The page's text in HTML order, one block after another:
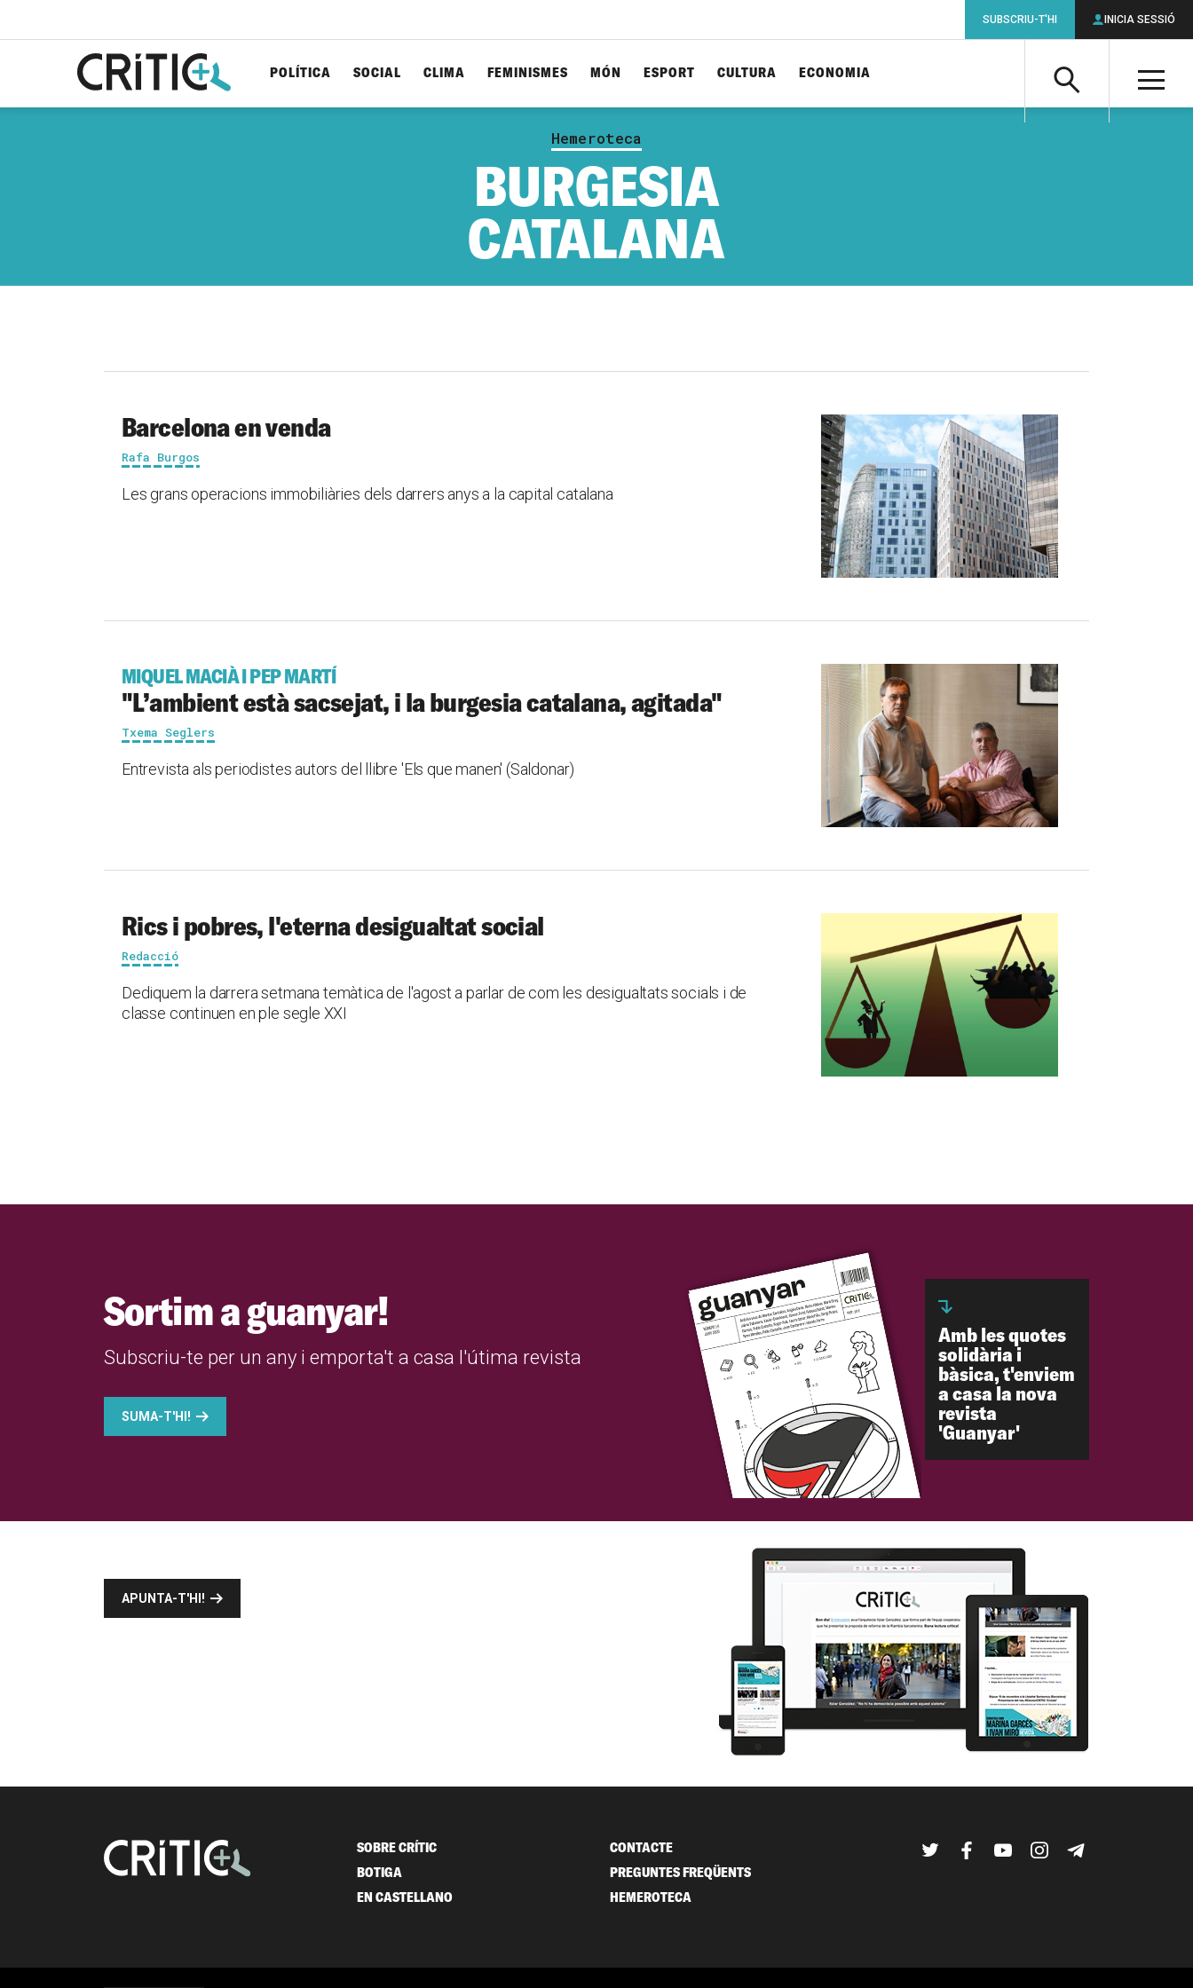
Cerca
POLÍTICA SOCIAL CLIMA FEMINISMES MÓN ESPORT CULTURA ECONOMIA
SUBSCRIU-T'HI INICIA SESSIÓ
Hemeroteca
BURGESIA
CATALANA
Barcelona en venda
Rafa Burgos
Les grans operacions immobiliàries dels darrers anys a la capital catalana
MIQUEL MACIÀ I PEP MARTÍ
"L’ambient està sacsejat, i la burgesia catalana, agitada"
Txema Seglers
Entrevista als periodistes autors del llibre 'Els que manen' (Saldonar)
Rics i pobres, l'eterna desigualtat social
Redacció
Dediquem la darrera setmana temàtica de l'agost a parlar de com les desigualtats socials i de
classe continuen en ple segle XXI
Sortim a guanyar!
Subscriu-te per un any i emporta't a casa l'útima revista
SUMA-T'HI!
Amb les quotes
solidària i
bàsica, t'enviem
a casa la nova
revista
'Guanyar'
APUNTA-T'HI!
SOBRE CRÍTIC
BOTIGA
EN CASTELLANO
CONTACTE
PREGUNTES FREQÜENTS
HEMEROTECA
TwitterFacebook
YouTubeInstagram